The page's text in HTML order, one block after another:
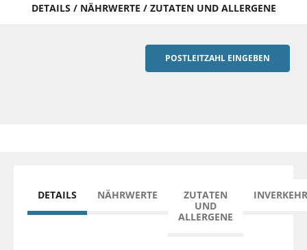
DETAILS / NÄHRWERTE / ZUTATEN UND ALLERGENE
POSTLEITZAHL EINGEBEN
DETAILS NÄHRWERTE
ZUTATEN
UND
ALLERGENE